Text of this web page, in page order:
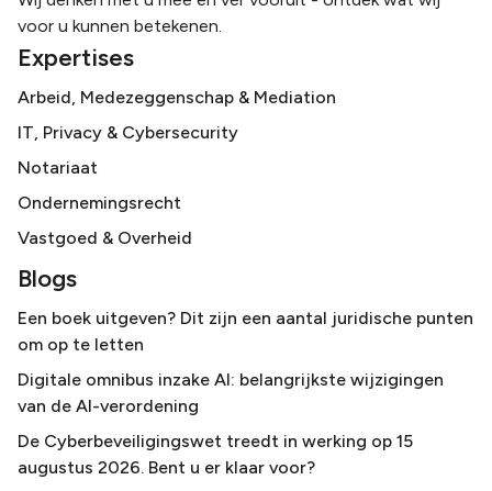
voor u kunnen betekenen.
Expertises
Arbeid, Medezeggenschap & Mediation
IT, Privacy & Cybersecurity
Notariaat
Ondernemingsrecht
Vastgoed & Overheid
Blogs
Een boek uitgeven? Dit zijn een aantal juridische punten
om op te letten
Digitale omnibus inzake AI: belangrijkste wijzigingen
van de AI-verordening
De Cyberbeveiligingswet treedt in werking op 15
augustus 2026. Bent u er klaar voor?